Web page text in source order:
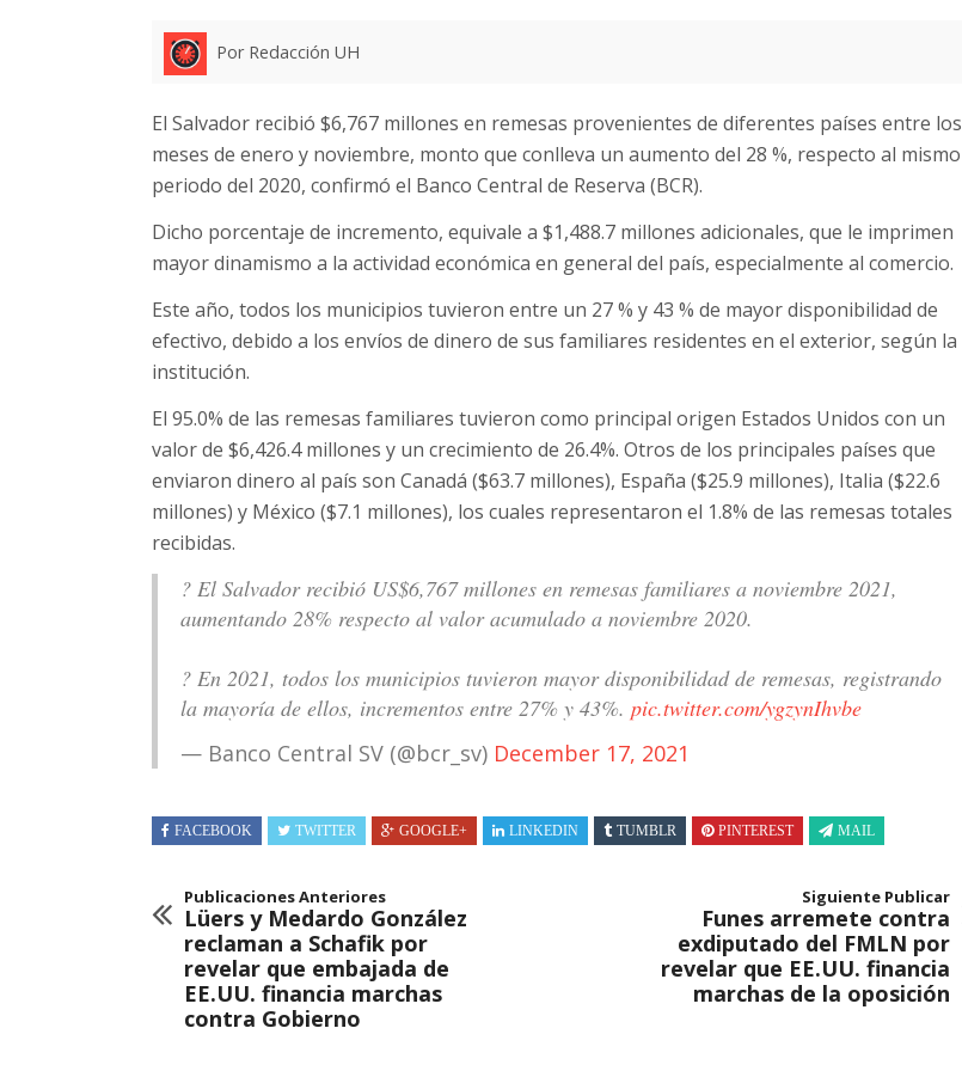
Por Redacción UH
El Salvador recibió $6,767 millones en remesas provenientes de diferentes países entre los
meses de enero y noviembre, monto que conlleva un aumento del 28 %, respecto al mismo
periodo del 2020, confirmó el Banco Central de Reserva (BCR).
Dicho porcentaje de incremento, equivale a $1,488.7 millones adicionales, que le imprimen
mayor dinamismo a la actividad económica en general del país, especialmente al comercio.
Este año, todos los municipios tuvieron entre un 27 % y 43 % de mayor disponibilidad de
efectivo, debido a los envíos de dinero de sus familiares residentes en el exterior, según la
institución.
El 95.0% de las remesas familiares tuvieron como principal origen Estados Unidos con un
valor de $6,426.4 millones y un crecimiento de 26.4%. Otros de los principales países que
enviaron dinero al país son Canadá ($63.7 millones), España ($25.9 millones), Italia ($22.6
millones) y México ($7.1 millones), los cuales representaron el 1.8% de las remesas totales
recibidas.
? El Salvador recibió US$6,767 millones en remesas familiares a noviembre 2021,
aumentando 28% respecto al valor acumulado a noviembre 2020.
? En 2021, todos los municipios tuvieron mayor disponibilidad de remesas, registrando
la mayoría de ellos, incrementos entre 27% y 43%. pic.twitter.com/ygzynIhvbe
— Banco Central SV (@bcr_sv) December 17, 2021
FACEBOOK TWITTER GOOGLE+ LINKEDIN TUMBLR PINTEREST MAIL
Publicaciones Anteriores
Lüers y Medardo González
reclaman a Schafik por
revelar que embajada de
EE.UU. financia marchas
contra Gobierno
Siguiente Publicar
Funes arremete contra
exdiputado del FMLN por
revelar que EE.UU. financia
marchas de la oposición